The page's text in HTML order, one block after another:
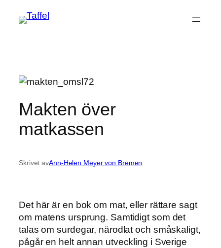
Makten över
matkassen
Skrivet avAnn-Helen Meyer von Bremen
Det här är en bok om mat, eller rättare sagt
om matens ursprung. Samtidigt som det
talas om surdegar, närodlat och småskaligt,
pågår en helt annan utveckling i Sverige